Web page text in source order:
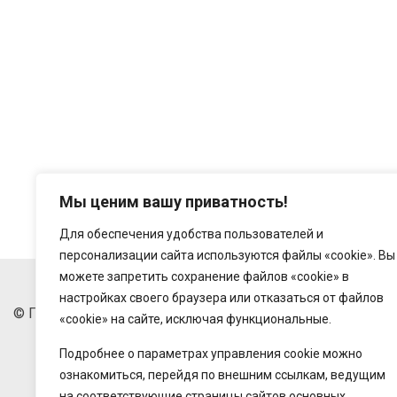
Мы ценим вашу приватность!
Для обеспечения удобства пользователей и
персонализации сайта используются файлы «cookie». Вы
можете запретить сохранение файлов «cookie» в
настройках своего браузера или отказаться от файлов
«cookie» на сайте, исключая функциональные.
Подробнее о параметрах управления cookie можно
ознакомиться, перейдя по внешним ссылкам, ведущим
© Государственное предприятие "Беларусьторг", 2018-